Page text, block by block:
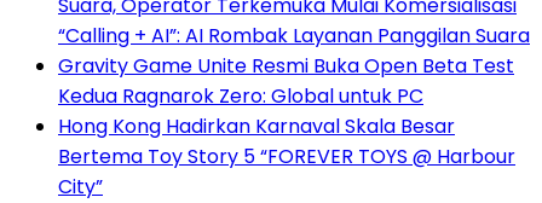
Suara, Operator Terkemuka Mulai Komersialisasi
“Calling + AI”: AI Rombak Layanan Panggilan Suara
Gravity Game Unite Resmi Buka Open Beta Test
Kedua Ragnarok Zero: Global untuk PC
Hong Kong Hadirkan Karnaval Skala Besar
Bertema Toy Story 5 “FOREVER TOYS @ Harbour
City”